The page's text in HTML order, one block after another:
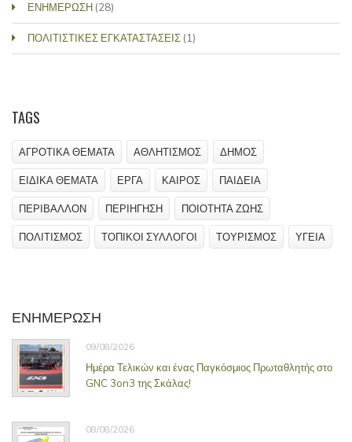
ΕΝΗΜΕΡΩΣΗ (28)
ΠΟΛΙΤΙΣΤΙΚΕΣ ΕΓΚΑΤΑΣΤΑΣΕΙΣ (1)
TAGS
ΑΓΡΟΤΙΚΑ ΘΕΜΑΤΑ ΑΘΛΗΤΙΣΜΟΣ ΔΗΜΟΣ
ΕΙΔΙΚΑ ΘΕΜΑΤΑ ΕΡΓΑ ΚΑΙΡΟΣ ΠΑΙΔΕΙΑ
ΠΕΡΙΒΑΛΛΟΝ ΠΕΡΙΗΓΗΣΗ ΠΟΙΟΤΗΤΑ ΖΩΗΣ
ΠΟΛΙΤΙΣΜΟΣ ΤΟΠΙΚΟΙ ΣΥΛΛΟΓΟΙ ΤΟΥΡΙΣΜΟΣ ΥΓΕΙΑ
ΕΝΗΜΕΡΩΣΗ
09/08/2026
Ημέρα Τελικών και ένας Παγκόσμιος Πρωταθλητής στο
GNC 3on3 της Σκάλας!
08/08/2026